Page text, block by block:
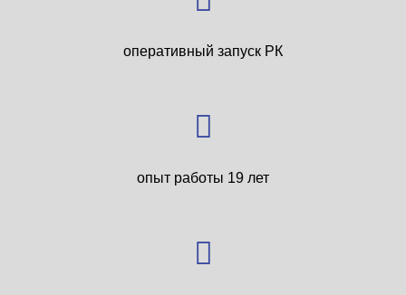
оперативный запуск РК
опыт работы 19 лет